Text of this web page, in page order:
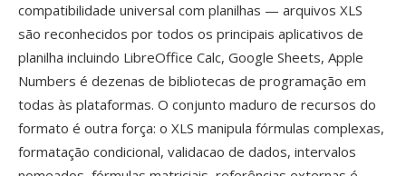
compatibilidade universal com planilhas — arquivos XLS
são reconhecidos por todos os principais aplicativos de
planilha incluindo LibreOffice Calc, Google Sheets, Apple
Numbers é dezenas de bibliotecas de programação em
todas às plataformas. O conjunto maduro de recursos do
formato é outra força: o XLS manipula fórmulas complexas,
formatação condicional, validacao de dados, intervalos